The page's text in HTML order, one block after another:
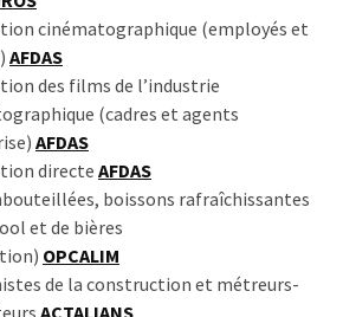
cinématographique (employés et
AFDAS
des films de l’industrie
(cadres et agents
AFDAS
directe AFDAS
boissons rafraîchissantes
et de bières
OPCALIM
de la construction et métreurs-
ACTALIANS